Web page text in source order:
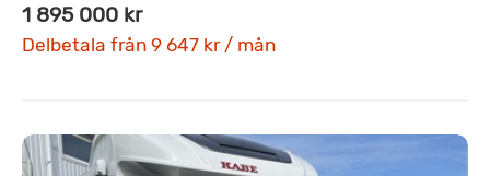
1 895 000 kr
Delbetala från 9 647 kr / mån